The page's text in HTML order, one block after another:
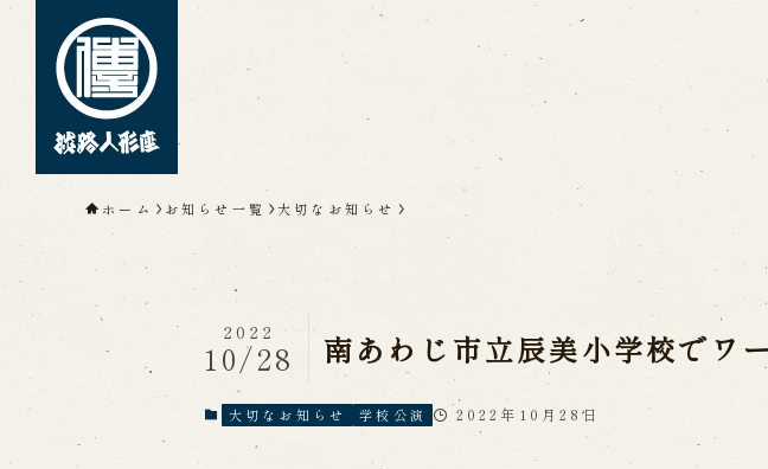
淡路人形座について
人間国宝 故鶴澤友路師匠
淡路人形浄瑠璃を受け継いで
公演情報
ホーム お知らせ一覧 大切なお知らせ
南あわじ市立辰美小学校でワ
2022
10/28
大切なお知らせ 学校公演 2022年10月28日